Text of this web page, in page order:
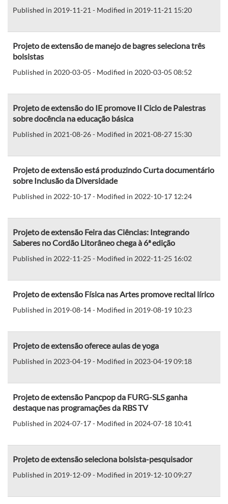
Published in 2019-11-21 - Modified in 2019-11-21 15:20
Projeto de extensão de manejo de bagres seleciona três
bolsistas
Published in 2020-03-05 - Modified in 2020-03-05 08:52
Projeto de extensão do IE promove II Ciclo de Palestras
sobre docência na educação básica
Published in 2021-08-26 - Modified in 2021-08-27 15:30
Projeto de extensão está produzindo Curta documentário
sobre Inclusão da Diversidade
Published in 2022-10-17 - Modified in 2022-10-17 12:24
Projeto de extensão Feira das Ciências: Integrando
Saberes no Cordão Litorâneo chega à 6ª edição
Published in 2022-11-25 - Modified in 2022-11-25 16:02
Projeto de extensão Física nas Artes promove recital lírico
Published in 2019-08-14 - Modified in 2019-08-19 10:23
Projeto de extensão oferece aulas de yoga
Published in 2023-04-19 - Modified in 2023-04-19 09:18
Projeto de extensão Pancpop da FURG-SLS ganha
destaque nas programações da RBS TV
Published in 2024-07-17 - Modified in 2024-07-18 10:41
Projeto de extensão seleciona bolsista-pesquisador
Published in 2019-12-09 - Modified in 2019-12-10 09:27